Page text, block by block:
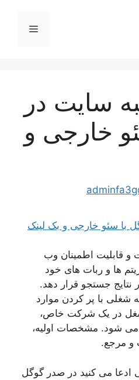
فهرست
سایت در
خارجی و
با سئو خارجی و بک لینک
و قابلیت اطمینان وب
ها و ربات های خود
نتایج جستجو قرار دهد.
شغلی با پر کردن موارد
در یک شرکت خاص،
می شود. مشخصات اولیه،
و مرجع.
ادعا می کنید در صدر گوگل